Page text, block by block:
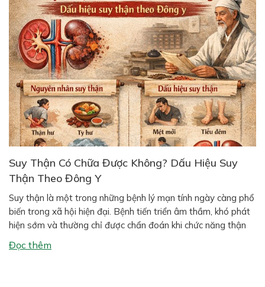
Suy Thận Có Chữa Được Không? Dấu Hiệu Suy
Thận Theo Đông Y
Suy thận là một trong những bệnh lý mạn tính ngày càng phổ
biến trong xã hội hiện đại. Bệnh tiến triển âm thầm, khó phát
hiện sớm và thường chỉ được chẩn đoán khi chức năng thận
chữa được không? và theo […]
Đọc thêm